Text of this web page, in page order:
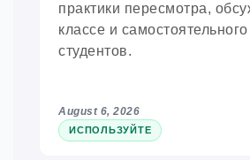
практики пересмотра,
классе и
студентов.
August 6, 2026
ИСПОЛЬЗУЙТЕ